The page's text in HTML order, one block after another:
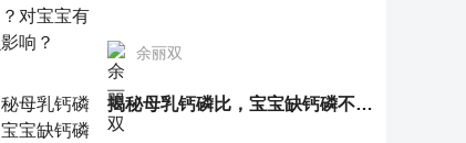
余丽双
揭秘母乳钙磷比，宝宝缺钙磷不再愁